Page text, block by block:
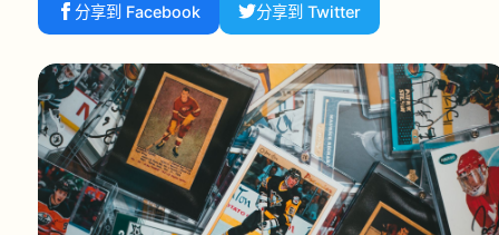
分享到 Facebook 分享到 Twitter